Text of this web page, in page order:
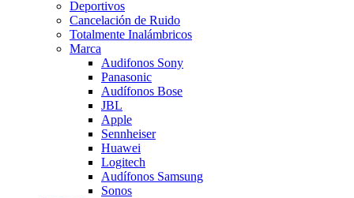
Deportivos
Cancelación de Ruido
Totalmente Inalámbricos
Marca
Audifonos Sony
Panasonic
Audífonos Bose
JBL
Apple
Sennheiser
Huawei
Logitech
Audífonos Samsung
Sonos